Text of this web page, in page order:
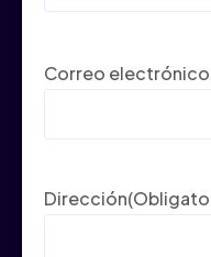
Correo electrónico
Dirección